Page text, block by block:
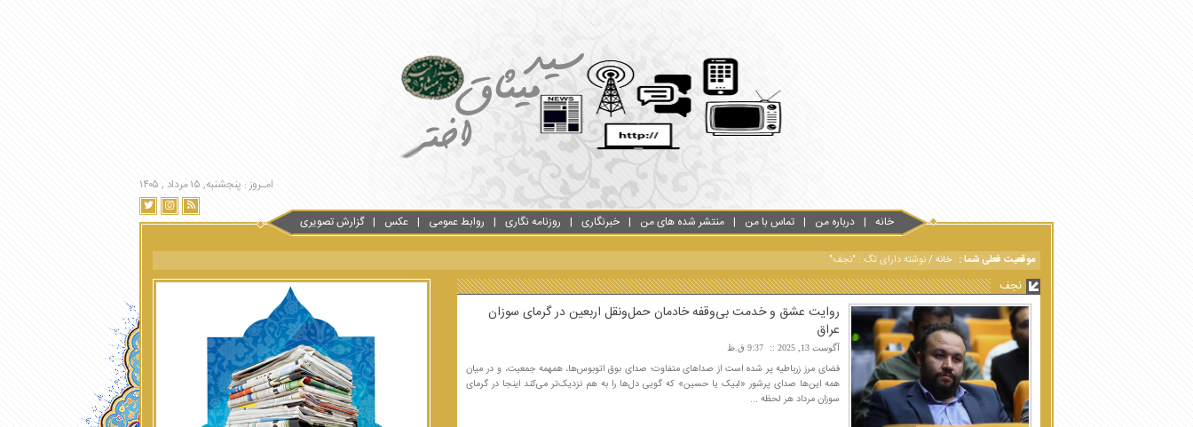
امـروز : پنجشنبه, ۱۵ مرداد , ۱۴۰۵
خانه درباره من تماس با من منتشر شده های من خبرنگاری روزنامه نگاری روابط عمومی عکس گزارش تصویری
موقعیت فعلی شما : خانه/نوشته دارای تگ : "نجف"
نجف
روایت عشق و خدمت بی‌وقفه خادمان حمل‌ونقل اربعین در گرمای سوزان
عراق
آگوست 13, 2025 9:37 ق.ظ
فضای مرز زرباطیه پر شده است از صداهای متفاوت؛ صدای بوق اتوبوس‌ها، همهمه جمعیت، و در میان
همه این‌ها صدای پرشور «لبیک یا حسین» که گویی دل‌ها را به هم نزدیک‌تر می‌کند اینجا در گرمای
سوزان مرداد هر لحظه ...